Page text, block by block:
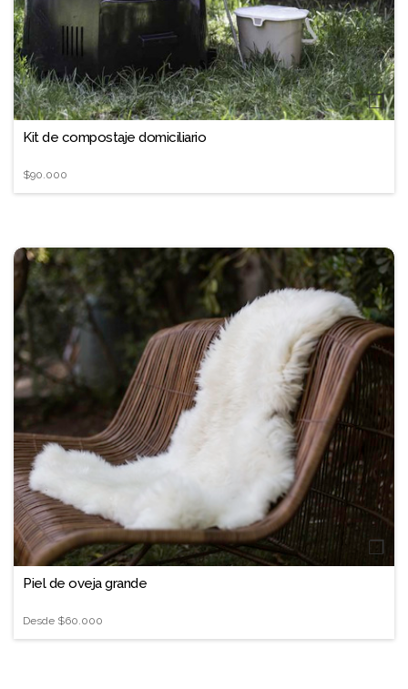
❐
Kit de compostaje domiciliario
$90.000
❐
Piel de oveja grande
Desde $60.000